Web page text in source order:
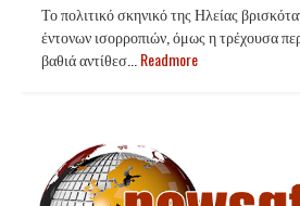
Το πολιτικό σκηνικό της Ηλείας
έντονων ισορροπιών, όμως η τρέχουσα
βαθιά αντίθεσ... Readmore